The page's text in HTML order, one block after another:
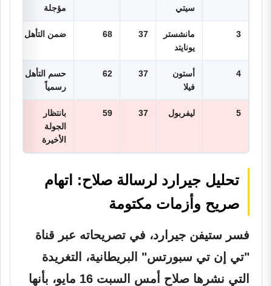
سيتي
مؤجلة
3
مانشستر
يونايتد
37
68 ضمن التأهل
4
أستون
فيلا
37
62
حسم التأهل
رسمياً
5 ليفربول 37
59
بانتظار
الجولة
الأخيرة
تحليل جيرارد لرسالة صلاح: اتهام
صريح وأزمات مكتومة
فسر ستيفن جيرارد، في تصريحاته عبر قناة
"تي إن تي سبورتس" البريطانية، التغريدة
التي نشرها صلاح أمس السبت 16 مايو، بأنها